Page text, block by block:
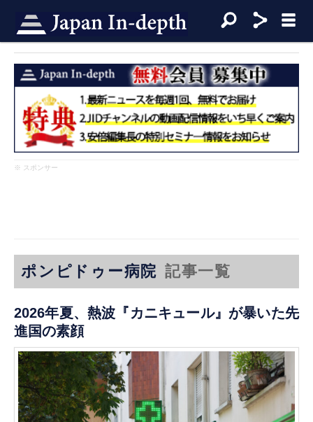
※ スポンサー
ポンピドゥー病院 記事一覧
2026年夏、熱波『カニキュール』が暴いた先
進国の素顔